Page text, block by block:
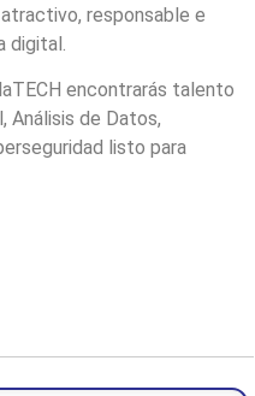
responsable e
digital.
encontrarás talento
Análisis de Datos,
listo para